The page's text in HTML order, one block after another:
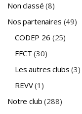
Non classé (8)
Nos partenaires (49)
CODEP 26 (25)
FFCT (30)
Les autres clubs (3)
REVV(1)
Notre club (288)